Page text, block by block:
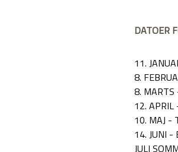
DATOER
11.
8.
8.
12. APRIL
10. MAJ -
14. JUNI -
JULI